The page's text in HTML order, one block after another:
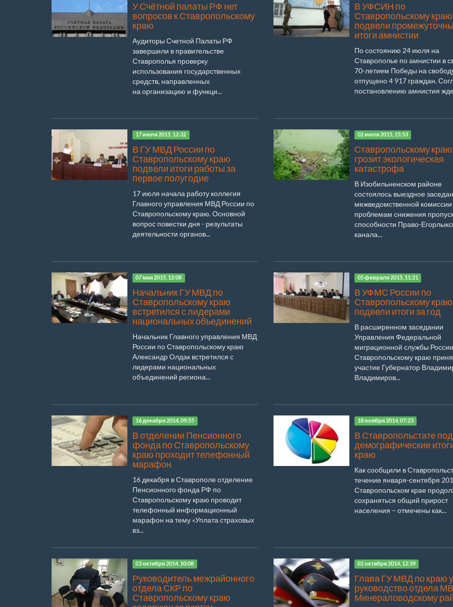
У Счётной палаты РФ нет
вопросов к Ставропольскому
краю
Аудиторы Счетной Палаты РФ
завершили в правительстве
Ставрополья проверку
использования государственных
средств, направленных
на организацию и функци...
В УФСИН по
Ставропольскому краю
подвели
итоги амнистии
По состоянию 24 июля на
Ставрополье по амнистии в
70-летием Победы на
отпущено 4 917 граждан.
постановлению амнистия
17 июля 2015, 12:32
В ГУ МВД России по
Ставропольскому краю
подвели итоги работы за
первое полугодие
17 июля начала работу коллегия
Главного управления МВД России по
Ставропольскому краю. Основной
вопрос повестки дня - результаты
деятельности органов...
02 июля 2015, 15:53
Ставропольскому краю
грозит экологическая
катастрофа
В Изобильненском районе
состоялось выездное
межведомственной
проблемам снижения
способности Право-
канала...
07 мая 2015, 12:08
Начальник ГУ МВД по
Ставропольскому краю
встретился с лидерами
национальных объединений
Начальник Главного управления МВД
России по Ставропольскому краю
Александр Олдак встретился с
лидерами национальных
объединений региона...
05 февраля 2015, 11:21
В УФМС России по
Ставропольскому краю
подвели итоги за год
В расширенном заседании
Управления Федеральной
миграционной службы
Ставропольскому краю
участие Губернатор
Владимиров...
16 декабря 2014, 09:55
В отделении Пенсионного
фонда по Ставропольскому
краю проходит телефонный
марафон
16 декабря в Ставрополе отделение
Пенсионного фонда РФ по
Ставропольскому краю проводит
телефонный информационный
марафон на тему «Уплата страховых
вз...
18 ноября 2014, 07:23
В Ставропольстате
демографические
краю
Как сообщили в
течение января-сентября
Ставропольском крае
сохраняться общий прирост
населения – отмечены как...
03 октября 2014, 10:08
Руководитель межрайонного
отдела СКР по
Ставропольскому краю
02 октября 2014, 12:39
Глава ГУ МВД по краю
руководство отдела
Минераловодскому